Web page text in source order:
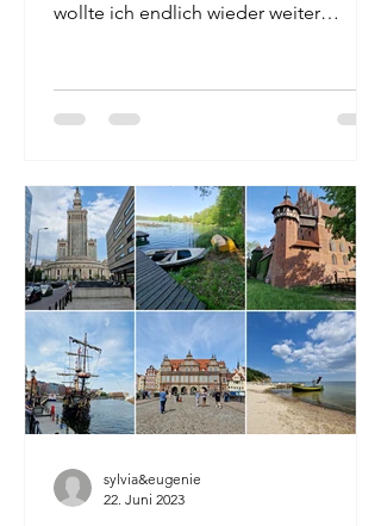
wollte ich endlich wieder weiter
sylvia&eugenie
22. Juni 2023